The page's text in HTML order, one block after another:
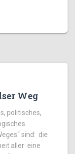
Weg
politisches,
sind: die
aller eine